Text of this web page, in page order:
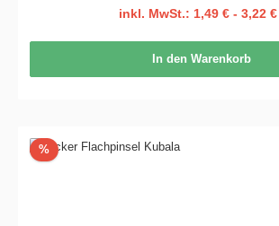
inkl. MwSt.: 1,49 € - 3,22 €
In den Warenkorb
%Rabatt